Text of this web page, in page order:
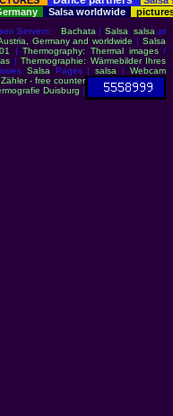
Salsa worldwide
Servern: Bachata | Salsa:salsa .at
Germany and worldwide |Salsa
|Thermography: Thermal images/
| Thermographie: Wärmebilder Ihres
Salsa Pages |salsa |Webcam
- free counter
Duisburg |